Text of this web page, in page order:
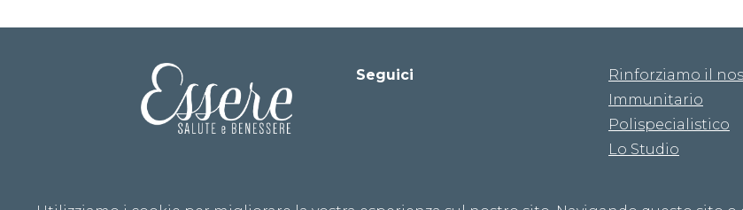
Seguici
Rinforziamo il
Immunitario
Polispecialistico
Lo Studio